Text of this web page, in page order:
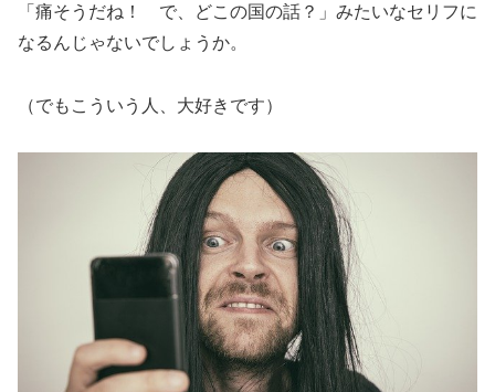
「痛そうだね！ で、どこの国の話？」みたいなセリフに
なるんじゃないでしょうか。
（でもこういう人、大好きです）